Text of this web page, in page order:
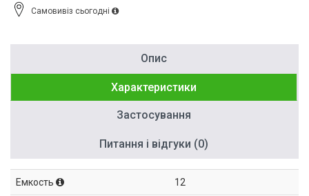
Cамовивіз сьогодні
Опис
Характеристики
Застосування
Питання і відгуки (0)
Емкость 12